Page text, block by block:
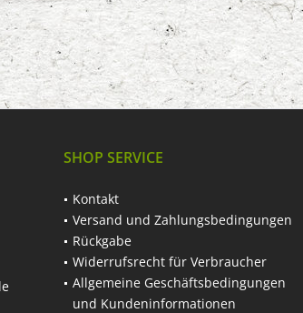
SHOP SERVICE
Kontakt
Versand und Zahlungsbedingungen
Rückgabe
Widerrufsrecht für Verbraucher
Allgemeine Geschäftsbedingungen
und Kundeninformationen